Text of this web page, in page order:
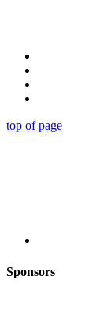
top of page
Sponsors